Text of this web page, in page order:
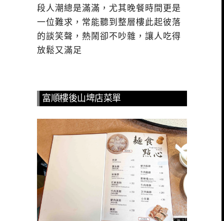
段人潮總是滿滿，尤其晚餐時間更是
一位難求，常能聽到整層樓此起彼落
的談笑聲，熱鬧卻不吵雜，讓人吃得
放鬆又滿足
富順樓後山埤店菜單